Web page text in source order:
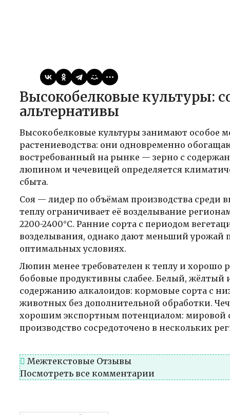
Высокобелковые культуры: соя, люпин, чечевица как
альтернативы
Высокобелковые культуры занимают особое
растениеводства: они одновременно
востребованный на рынке — зерно с
люпином и чечевицей определяется
сбыта.
Соя — лидер по объёмам производства среди
теплу ограничивает её возделывание
2200-2400°C. Ранние сорта с периодом
возделывания, однако дают меньший урожай
оптимальных условиях.
Люпин менее требователен к теплу и хорошо
бобовые продуктивны слабее. Белый,
содержанию алкалоидов: кормовые сорта с
животных без дополнительной обработки.
хорошим экспортным потенциалом: мировой
производство сосредоточено в нескольких
Межтекстовые Отзывы
Посмотреть все комментарии